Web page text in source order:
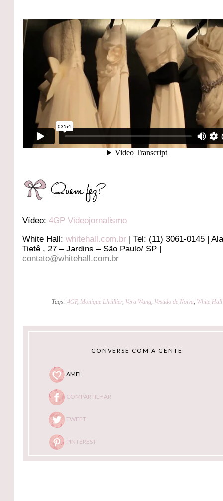
Vídeo:4GP Videojornalismo
White Hall:whitehall.com.br |Tel: (11)3061-0145
|
Tietê , 27 – Jardins – São Paulo/ SP |
contato@whitehall.com.br
Tags: 4GP, Monique Lhuillier, Vera Wang, Vestido de Noiva, White Hall
CONVERSE COM A GENTE
AMEI
COMPARTILHAR
TWEET
PINTEREST